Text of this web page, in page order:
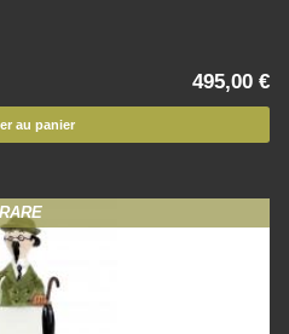
495,00 €
au panier
RARE